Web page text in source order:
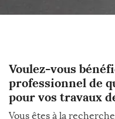
Voulez-vous
professionnel de
pour vos travaux
Vous êtes à la